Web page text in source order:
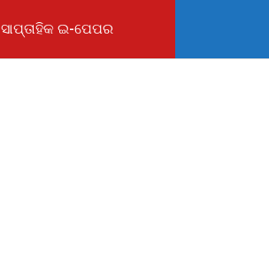
ସାପ୍ତାହିକ ଇ-ପେପର